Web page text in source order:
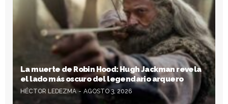
La muerte de Robin Hood: Hugh Jackman revela
el lado más oscuro del legendario arquero
HÉCTOR LEDEZMA AGOSTO 3, 2026